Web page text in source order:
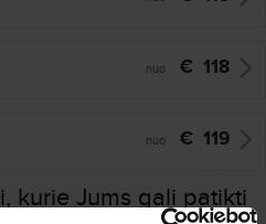
nuo € 118
nuo € 119
kurie Jums gali patikti